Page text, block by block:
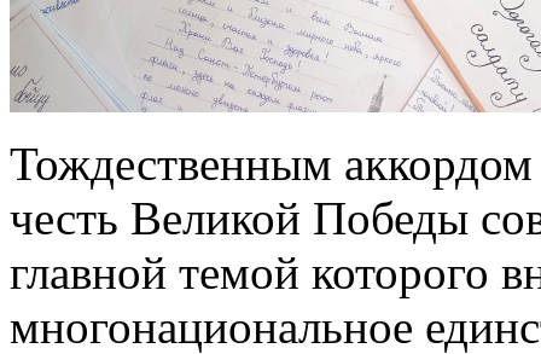
Тождественным
честь Великой Победы
главной темой которого
многонациональное